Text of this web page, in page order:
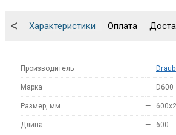
Характеристики Оплата
<
Производитель —
Марка — D600
Размер, мм —
Длина — 600